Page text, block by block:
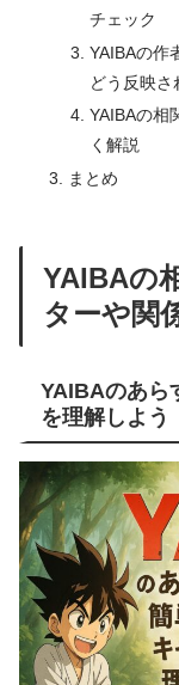
チェック
YAIBAの作
どう反映さ
YAIBAの相
く解説
まとめ
YAIBAの
ターや関
YAIBAのあら
を理解しよう